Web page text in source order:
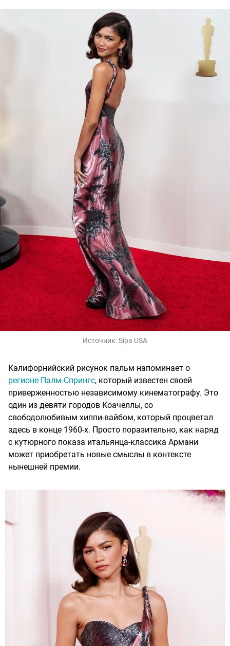
Источник:Sipa USA
Калифорнийский рисунок пальм напоминает о
регионе Палм-Спрингс, который известен своей
приверженностью независимому кинематографу. Это
один из девяти городов Коачеллы, со
свободолюбивым хиппи-вайбом, который процветал
здесь в конце 1960-х. Просто поразительно, как наряд
с кутюрного показа итальянца-классика Армани
может приобретать новые смыслы в контексте
нынешней премии.